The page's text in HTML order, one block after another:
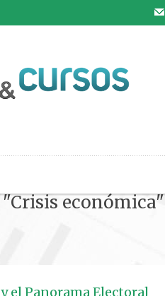
económica"
el Panorama Electoral